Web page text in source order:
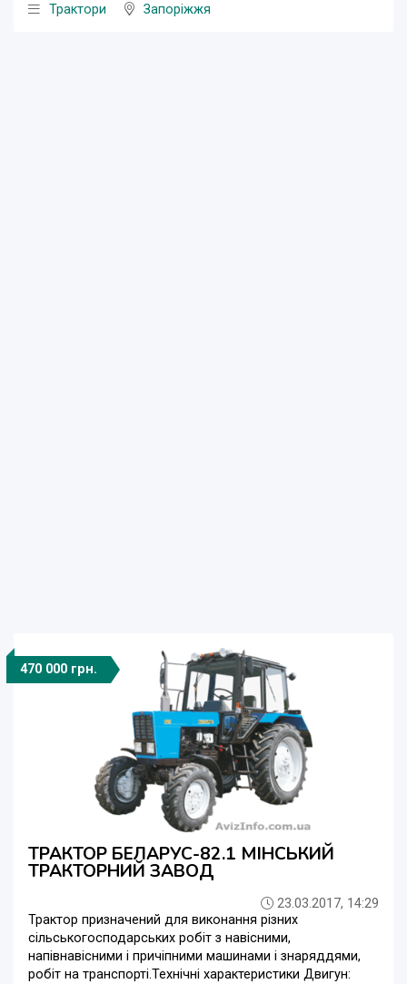
Трактори
Запоріжжя
470 000 грн.
ТРАКТОР БЕЛАРУС-82.1 МІНСЬКИЙ
ТРАКТОРНИЙ ЗАВОД
23.03.2017, 14:29
Трактор призначений для виконання різних
сільськогосподарських робіт з навісними,
напівнавісними і причіпними машинами і знаряддями,
робіт на транспорті.Технічні характеристики Двигун: